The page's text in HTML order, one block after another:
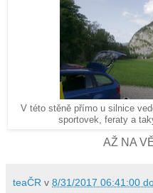
V této stěně přímo u silnice
sportovek, feraty a
AŽ NA
teaČR v 8/31/2017 06:41:00